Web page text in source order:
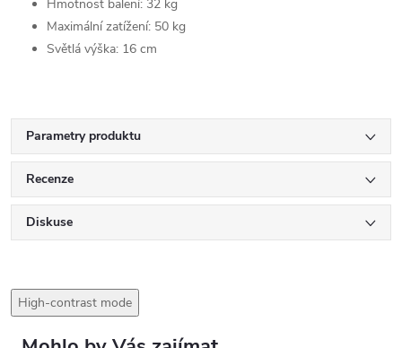
Hmotnost balení: 32 kg
Maximální zatížení: 50 kg
Světlá výška: 16 cm
Parametry produktu
Recenze
Diskuse
High-contrast mode